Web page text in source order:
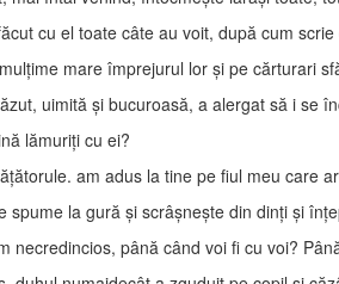
cu el toate câte au voit, după cum
mare împrejurul lor şi pe cărturari
uimită şi bucuroasă, a alergat să i se
lămuriţi cu ei?
am adus la tine pe fiul meu care
la gură şi scrâşneşte din dinţi şi
necredincios, până când voi fi cu voi?